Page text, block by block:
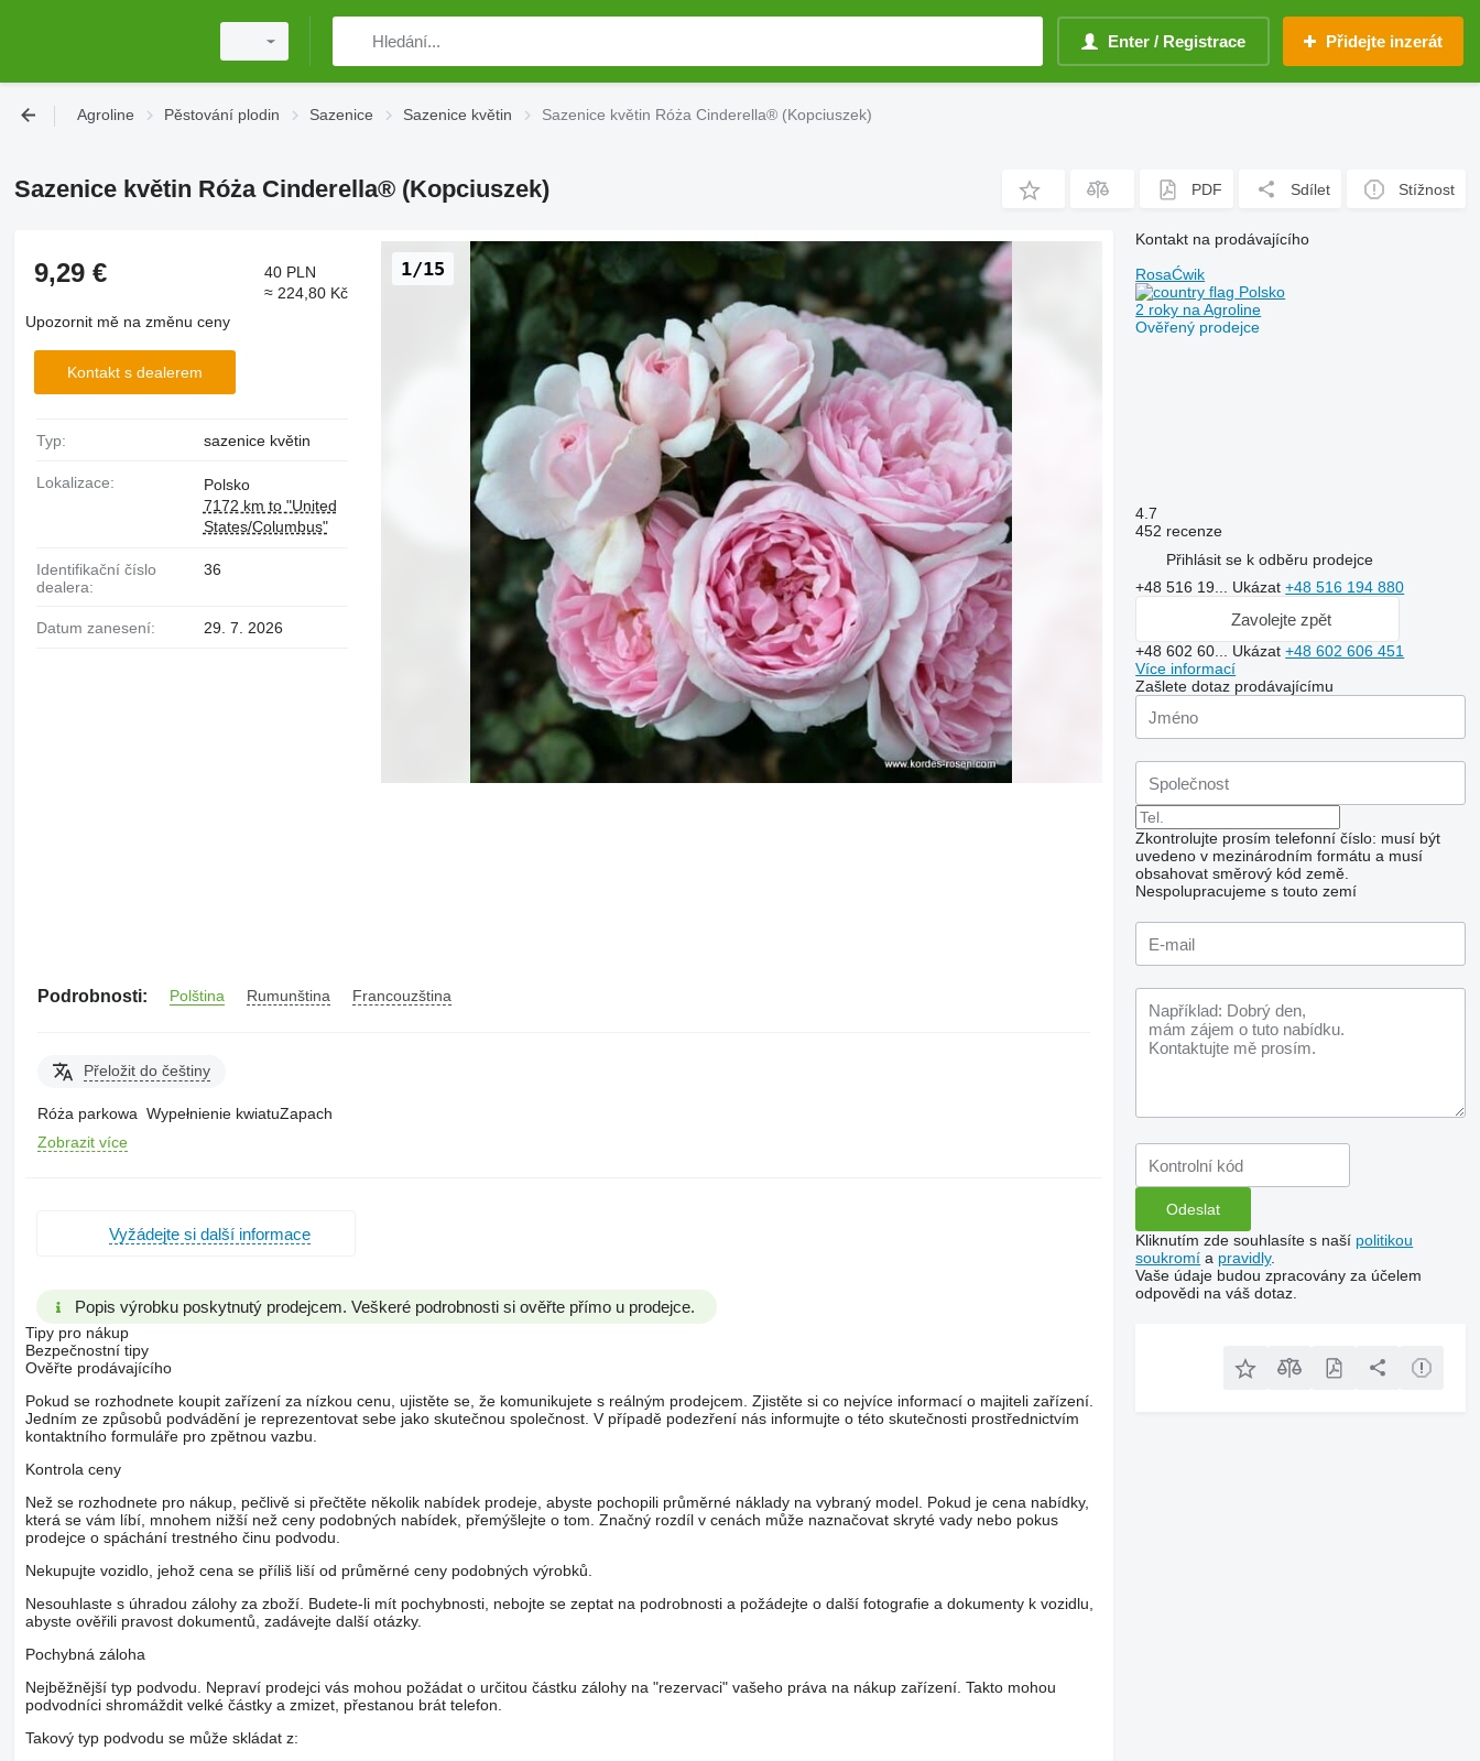
Enter / Registrace Přidejte inzerát
Agroline Pěstování plodin Sazenice Sazenice květin Sazenice květin Róża Cinderella® (Kopciuszek)
Sazenice květin Róża Cinderella® (Kopciuszek) PDF Sdílet Stížnost
1/15
9,29 €
40 PLN
≈ 224,80 Kč
Upozornit mě na změnu ceny
Kontakt s dealerem
Typ: sazenice květin
Lokalizace:
Polsko
7172 km to "United
States/Columbus"
Identifikační číslo
dealera:
36
Datum zanesení: 29. 7. 2026
Podrobnosti: Polština Rumunština Francouzština
Přeložit do češtiny
Róża parkowa Wypełnienie kwiatuZapach
Zobrazit více
Vyžádejte si další informace
Popis výrobku poskytnutý prodejcem. Veškeré podrobnosti si ověřte přímo u prodejce.
Tipy pro nákup
Bezpečnostní tipy
Ověřte prodávajícího
Pokud se rozhodnete koupit zařízení za nízkou cenu, ujistěte se, že komunikujete s reálným prodejcem. Zjistěte si co nejvíce informací o majiteli zařízení.
Jedním ze způsobů podvádění je reprezentovat sebe jako skutečnou společnost. V případě podezření nás informujte o této skutečnosti prostřednictvím
kontaktního formuláře pro zpětnou vazbu.
Kontrola ceny
Než se rozhodnete pro nákup, pečlivě si přečtěte několik nabídek prodeje, abyste pochopili průměrné náklady na vybraný model. Pokud je cena nabídky,
která se vám líbí, mnohem nižší než ceny podobných nabídek, přemýšlejte o tom. Značný rozdíl v cenách může naznačovat skryté vady nebo pokus
prodejce o spáchání trestného činu podvodu.
Nekupujte vozidlo, jehož cena se příliš liší od průměrné ceny podobných výrobků.
Nesouhlaste s úhradou zálohy za zboží. Budete-li mít pochybnosti, nebojte se zeptat na podrobnosti a požádejte o další fotografie a dokumenty k vozidlu,
abyste ověřili pravost dokumentů, zadávejte další otázky.
Pochybná záloha
Nejběžnější typ podvodu. Nepraví prodejci vás mohou požádat o určitou částku zálohy na "rezervaci" vašeho práva na nákup zařízení. Takto mohou
podvodníci shromáždit velké částky a zmizet, přestanou brát telefon.
Takový typ podvodu se může skládat z:
Kontakt na prodávajícího
RosaĆwik
Polsko
2 roky na Agroline
Ověřený prodejce
4.7
452 recenze
Přihlásit se k odběru prodejce
+48 516 19... Ukázat+48 516 194 880
Zavolejte zpět
+48 602 60... Ukázat+48 602 606 451
Více informací
Zašlete dotaz prodávajícímu
Zkontrolujte prosím telefonní číslo: musí být
uvedeno v mezinárodním formátu a musí
obsahovat směrový kód země.
Nespolupracujeme s touto zemí
Kliknutím zde souhlasíte s naší politikou
soukromí a pravidly.
Vaše údaje budou zpracovány za účelem
odpovědi na váš dotaz.